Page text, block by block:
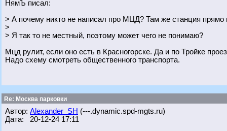
НямЪ писал:
> А почему никто не написал про МЦД? Там же станция прямо
>
> Я так то не местный, поэтому может чего не понимаю?
Мцд рулит, если оно есть в Красногорске. Да и по Тройке
Надо схему смотреть общественного транспорта.
Re: Москва парковки
Автор: Alexander_SH (---.dynamic.spd-mgts.ru)
Дата: 20-12-24 17:11